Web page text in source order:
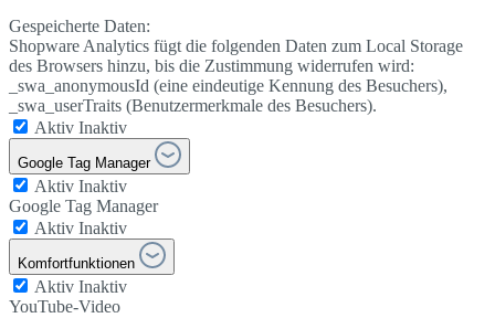
Gespeicherte Daten:
Shopware Analytics fügt die folgenden Daten zum Local Storage
des Browsers hinzu, bis die Zustimmung widerrufen wird:
_swa_anonymousId (eine eindeutige Kennung des Besuchers),
_swa_userTraits (Benutzermerkmale des Besuchers).
Aktiv Inaktiv
Google Tag Manager
Aktiv Inaktiv
Google Tag Manager
Aktiv Inaktiv
Komfortfunktionen
Aktiv Inaktiv
YouTube-Video